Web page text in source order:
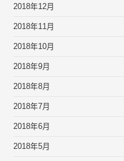
2018年12月
2018年11月
2018年10月
2018年9月
2018年8月
2018年7月
2018年6月
2018年5月